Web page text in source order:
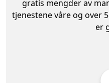
gratis mengder av
tjenestene våre og over
er